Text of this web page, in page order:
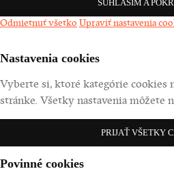
SÚHLASÍM A
Odmietnuť všetko Upraviť nastavenia
Nastavenia cookies
Vyberte si, ktoré kategórie cookies
stránke. Všetky nastavenia môžete
PRIJAŤ VŠETKY
Povinné cookies